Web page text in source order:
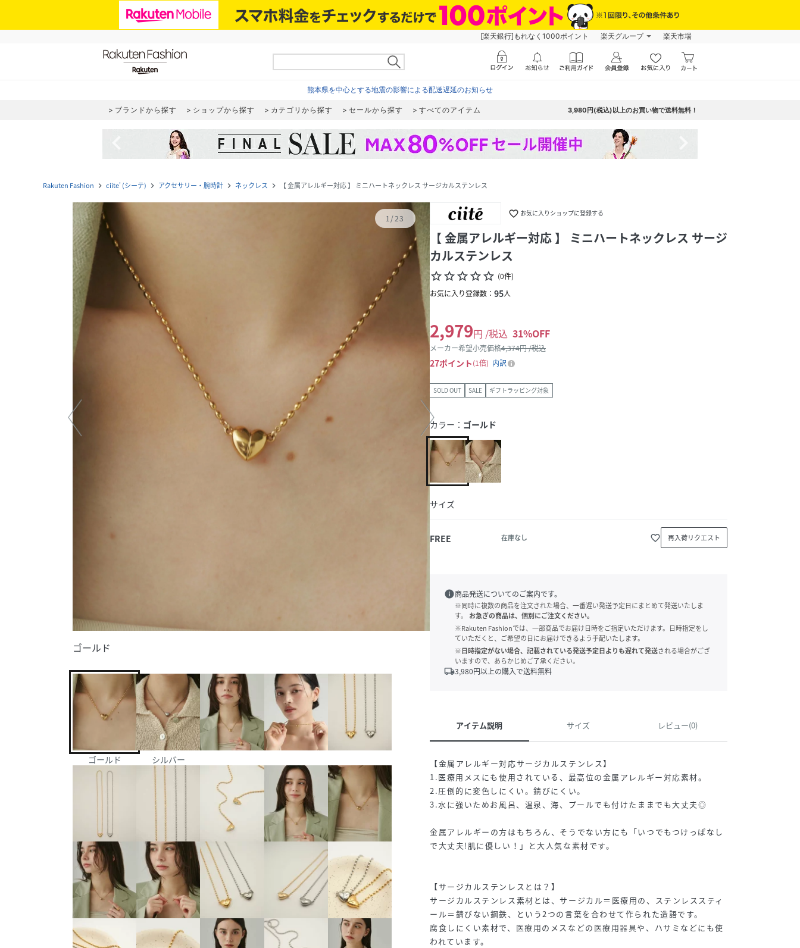
[楽天銀行]もれなく1000ポイント 楽天グループ 楽天市場
熊本県を中心とする地震の影響による配送遅延のお知らせ
ブランドから探す ショップから探す カテゴリから探す セールから探す すべてのアイテム 3,980円(税込)以上のお買い物で送料無料！
Rakuten Fashion navigate_next ciite' (シーテ) navigate_next アクセサリー・腕時計 navigate_next ネックレス navigate_next 【 金属アレルギー対応 】 ミニハートネックレス サージカルステンレス
1/23
ゴールド
ゴールド シルバー
favorite_border お気に入りショップに登録する
【 金属アレルギー対応 】 ミニハートネックレス サージ
カルステンレス
star_borderstar_borderstar_borderstar_borderstar_border (0件)
お気に入り登録数： 95人
2,979円 /税込 31%OFF
メーカー希望小売価格4,374円 /税込
27ポイント 1倍 内訳
SOLD OUT SALE ギフトラッピング対象
カラー： ゴールド
サイズ
FREE 在庫なし favorite_border 再入荷リクエスト
info商品発送についてのご案内です。
※同時に複数の商品を注文された場合、一番遅い発送予定日にまとめて発送いたしま
す。
お急ぎの商品は、個別にご注文ください。
※Rakuten Fashionでは、一部商品でお届け日時をご指定いただけます。日時指定をし
ていただくと、ご希望の日にお届けできるよう手配いたします。
※日時指定がない場合、記載されている発送予定日よりも遅れて発送される場合がござ
いますので、あらかじめご了承ください。
local_shipping3,980円以上の購入で送料無料
アイテム説明 サイズ レビュー(0)
【金属アレルギー対応サージカルステンレス】
1.医療用メスにも使用されている、最高位の金属アレルギー対応素材。
2.圧倒的に変色しにくい。錆びにくい。
3.水に強いためお風呂、温泉、海、プールでも付けたままでも大丈夫◎
金属アレルギーの方はもちろん、そうでない方にも「いつでもつけっぱなし
で大丈夫!肌に優しい！」と大人気な素材です。
【サージカルステンレスとは？】
サージカルステンレス素材とは、サージカル＝医療用の、ステンレススティ
ール＝錆びない鋼鉄、という2つの言葉を合わせて作られた造語です。
腐食しにくい素材で、医療用のメスなどの医療用器具や、ハサミなどにも使
われています。